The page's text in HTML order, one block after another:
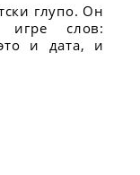
глупо. Он
игре слов:
и дата, и